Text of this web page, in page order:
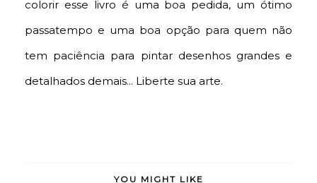
colorir esse livro é uma boa pedida, um ótimo
passatempo e uma boa opção para quem não
tem paciência para pintar desenhos grandes e
detalhados demais... Liberte sua arte.
YOU MIGHT LIKE